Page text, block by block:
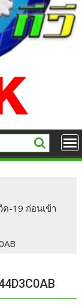
ด-19 ก่อนเข้า